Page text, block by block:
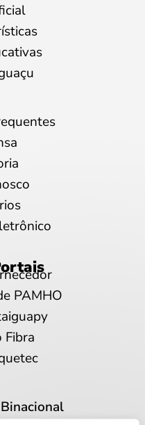
PAMHO
Fibra